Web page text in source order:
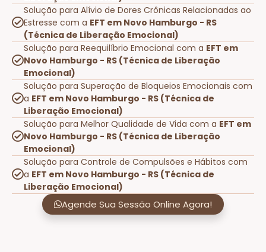
Solução para Alívio de Dores Crônicas Relacionadas ao
Estresse com a EFT em Novo Hamburgo - RS
(Técnica de Liberação Emocional)
Solução para Reequilíbrio Emocional com a EFT em
Novo Hamburgo - RS (Técnica de Liberação
Emocional)
Solução para Superação de Bloqueios Emocionais com
a EFT em Novo Hamburgo - RS (Técnica de
Liberação Emocional)
Solução para Melhor Qualidade de Vida com a EFT em
Novo Hamburgo - RS (Técnica de Liberação
Emocional)
Solução para Controle de Compulsões e Hábitos com
a EFT em Novo Hamburgo - RS (Técnica de
Liberação Emocional)
Agende Sua Sessão Online Agora!